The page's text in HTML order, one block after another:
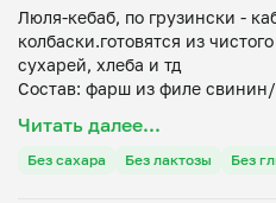
Люля-кебаб, по грузински -
колбаски.готовятся из
сухарей, хлеба и тд
Состав: фарш из филе
Читать далее...
Без сахара Без лактозы Без